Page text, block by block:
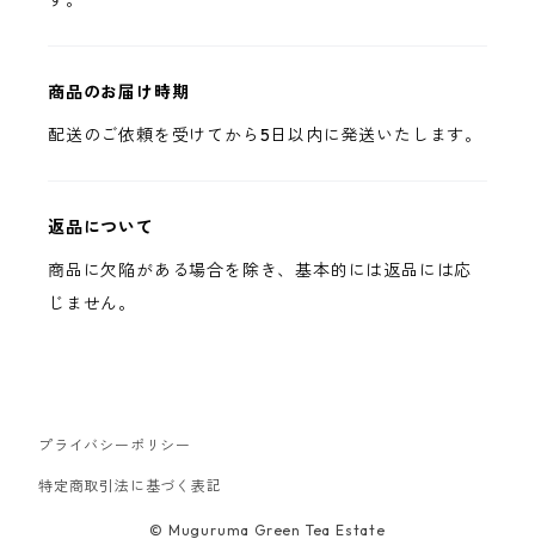
商品のお届け時期
配送のご依頼を受けてから5日以内に発送いたします。
返品について
商品に欠陥がある場合を除き、基本的には返品には応
じません。
プライバシーポリシー
特定商取引法に基づく表記
© Muguruma Green Tea Estate